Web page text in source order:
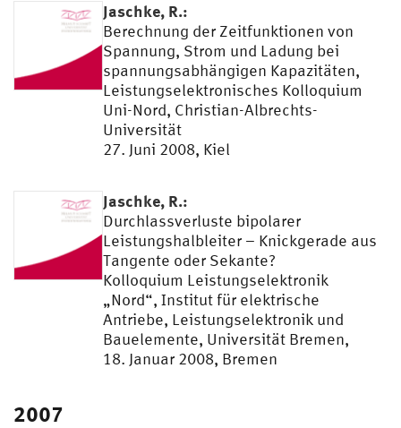
Jaschke, R.:
Berechnung der Zeitfunktionen von
Spannung, Strom und Ladung bei
spannungsabhängigen Kapazitäten,
Leistungselektronisches Kolloquium
Uni-Nord, Christian-Albrechts-
Universität
27. Juni 2008, Kiel
Jaschke, R.:
Durchlassverluste bipolarer
Leistungshalbleiter – Knickgerade aus
Tangente oder Sekante?
Kolloquium Leistungselektronik
„Nord“, Institut für elektrische
Antriebe, Leistungselektronik und
Bauelemente, Universität Bremen,
18. Januar 2008, Bremen
2007